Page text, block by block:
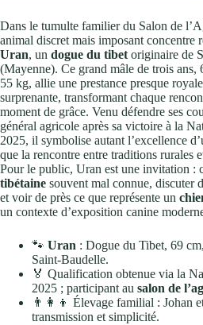
Dans le tumulte familier du Salon de
animal discret mais imposant concentre
Uran, un dogue du tibet originaire de
(Mayenne). Ce grand mâle de trois ans,
55 kg, allie une prestance presque
surprenante, transformant chaque
moment de grâce. Venu défendre ses
général agricole après sa victoire à la
2025, il symbolise autant l’excellence
que la rencontre entre traditions rurales
Pour le public, Uran est une invitation :
tibétaine souvent mal connue, discuter
et voir de près ce que représente un
un contexte d’exposition canine
🐾 Uran : Dogue du Tibet, 69
Saint‑Baudelle.
🏅 Qualification obtenue via la
2025 ; participant au salon de
👨‍👩‍👦 Élevage familial : Johan
transmission et simplicité.